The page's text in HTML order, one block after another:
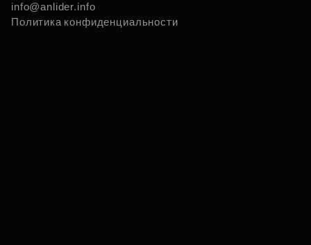
info@anlider.info
Политика конфиденциальности